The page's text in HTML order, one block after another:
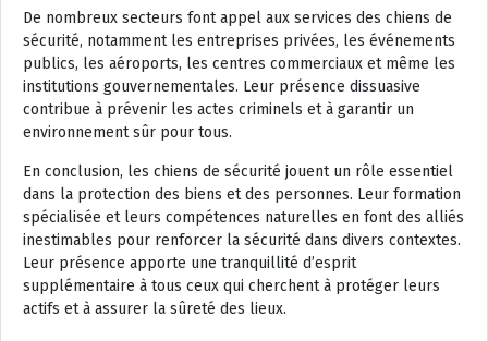
De nombreux secteurs font appel aux services des chiens de
sécurité, notamment les entreprises privées, les événements
publics, les aéroports, les centres commerciaux et même les
institutions gouvernementales. Leur présence dissuasive
contribue à prévenir les actes criminels et à garantir un
environnement sûr pour tous.
En conclusion, les chiens de sécurité jouent un rôle essentiel
dans la protection des biens et des personnes. Leur formation
spécialisée et leurs compétences naturelles en font des alliés
inestimables pour renforcer la sécurité dans divers contextes.
Leur présence apporte une tranquillité d’esprit
supplémentaire à tous ceux qui cherchent à protéger leurs
actifs et à assurer la sûreté des lieux.